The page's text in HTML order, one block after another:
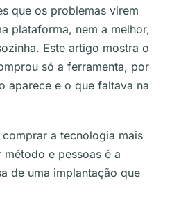
que os problemas virem
plataforma, nem a melhor,
Este artigo mostra o
só a ferramenta, por
aparece e o que faltava na
comprar a tecnologia mais
método e pessoas é a
de uma implantação que